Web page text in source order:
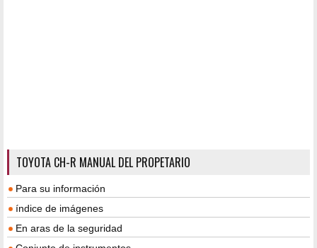
TOYOTA CH-R MANUAL DEL PROPETARIO
Para su información
índice de imágenes
En aras de la seguridad